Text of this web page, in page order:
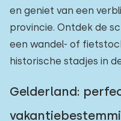
en geniet van een
provincie. Ontdek de
een wandel- of
historische stadjes in
Gelderland: